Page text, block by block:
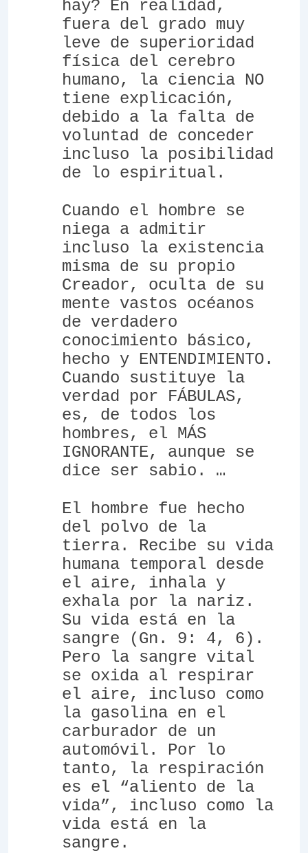
hay? En realidad,
fuera del grado muy
leve de superioridad
física del cerebro
humano, la ciencia NO
tiene explicación,
debido a la falta de
voluntad de conceder
incluso la posibilidad
de lo espiritual.
Cuando el hombre se
niega a admitir
incluso la existencia
misma de su propio
Creador, oculta de su
mente vastos océanos
de verdadero
conocimiento básico,
hecho y ENTENDIMIENTO.
Cuando sustituye la
verdad por FÁBULAS,
es, de todos los
hombres, el MÁS
IGNORANTE, aunque se
dice ser sabio. …
El hombre fue hecho
del polvo de la
tierra. Recibe su vida
humana temporal desde
el aire, inhala y
exhala por la nariz.
Su vida está en la
sangre (Gn. 9: 4, 6).
Pero la sangre vital
se oxida al respirar
el aire, incluso como
la gasolina en el
carburador de un
automóvil. Por lo
tanto, la respiración
es el “aliento de la
vida”, incluso como la
vida está en la
sangre.